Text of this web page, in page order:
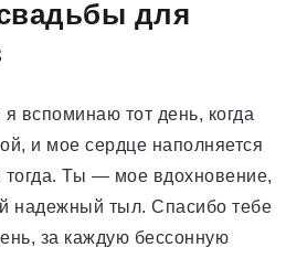
для
вспоминаю тот день, когда
и мое сердце наполняется
тогда. Ты — мое вдохновение,
надежный тыл. Спасибо тебе
за каждую бессонную